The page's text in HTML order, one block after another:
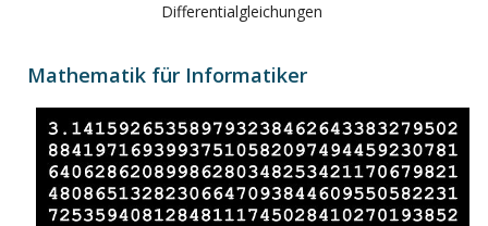
Differentialgleichungen
Mathematik für Informatiker